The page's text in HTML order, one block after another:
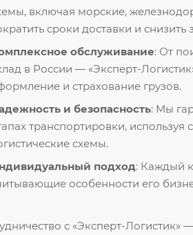
включая морские,
сроки доставки и снизить
обслуживание: От
в России — «Эксперт-
и страхование грузов.
и безопасность: Мы
транспортировки,
схемы.
подход: Каждый
особенности его
с «Эксперт-Логистик»